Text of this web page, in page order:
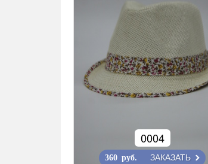
0004
360 руб. ЗАКАЗАТЬ